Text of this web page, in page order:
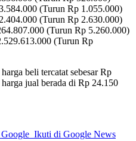
(Turun Rp 1.055.000)
(Turun Rp 2.630.000)
(Turun Rp 5.260.000)
(Turun Rp
beli tercatat sebesar Rp
jual berada di Rp 24.150
Ikuti di Google News